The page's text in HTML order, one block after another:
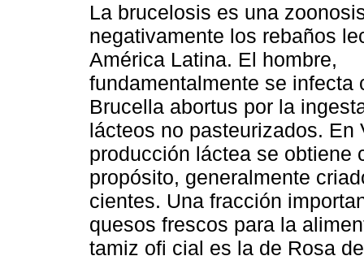
La brucelosis es una
negativamente los rebaños
América Latina. El hombre,
fundamentalmente se infecta
Brucella abortus por la
lácteos no pasteurizados.
producción láctea se obtiene
propósito, generalmente
cientes. Una fracción
quesos frescos para la
tamiz ofi cial es la de Rosa